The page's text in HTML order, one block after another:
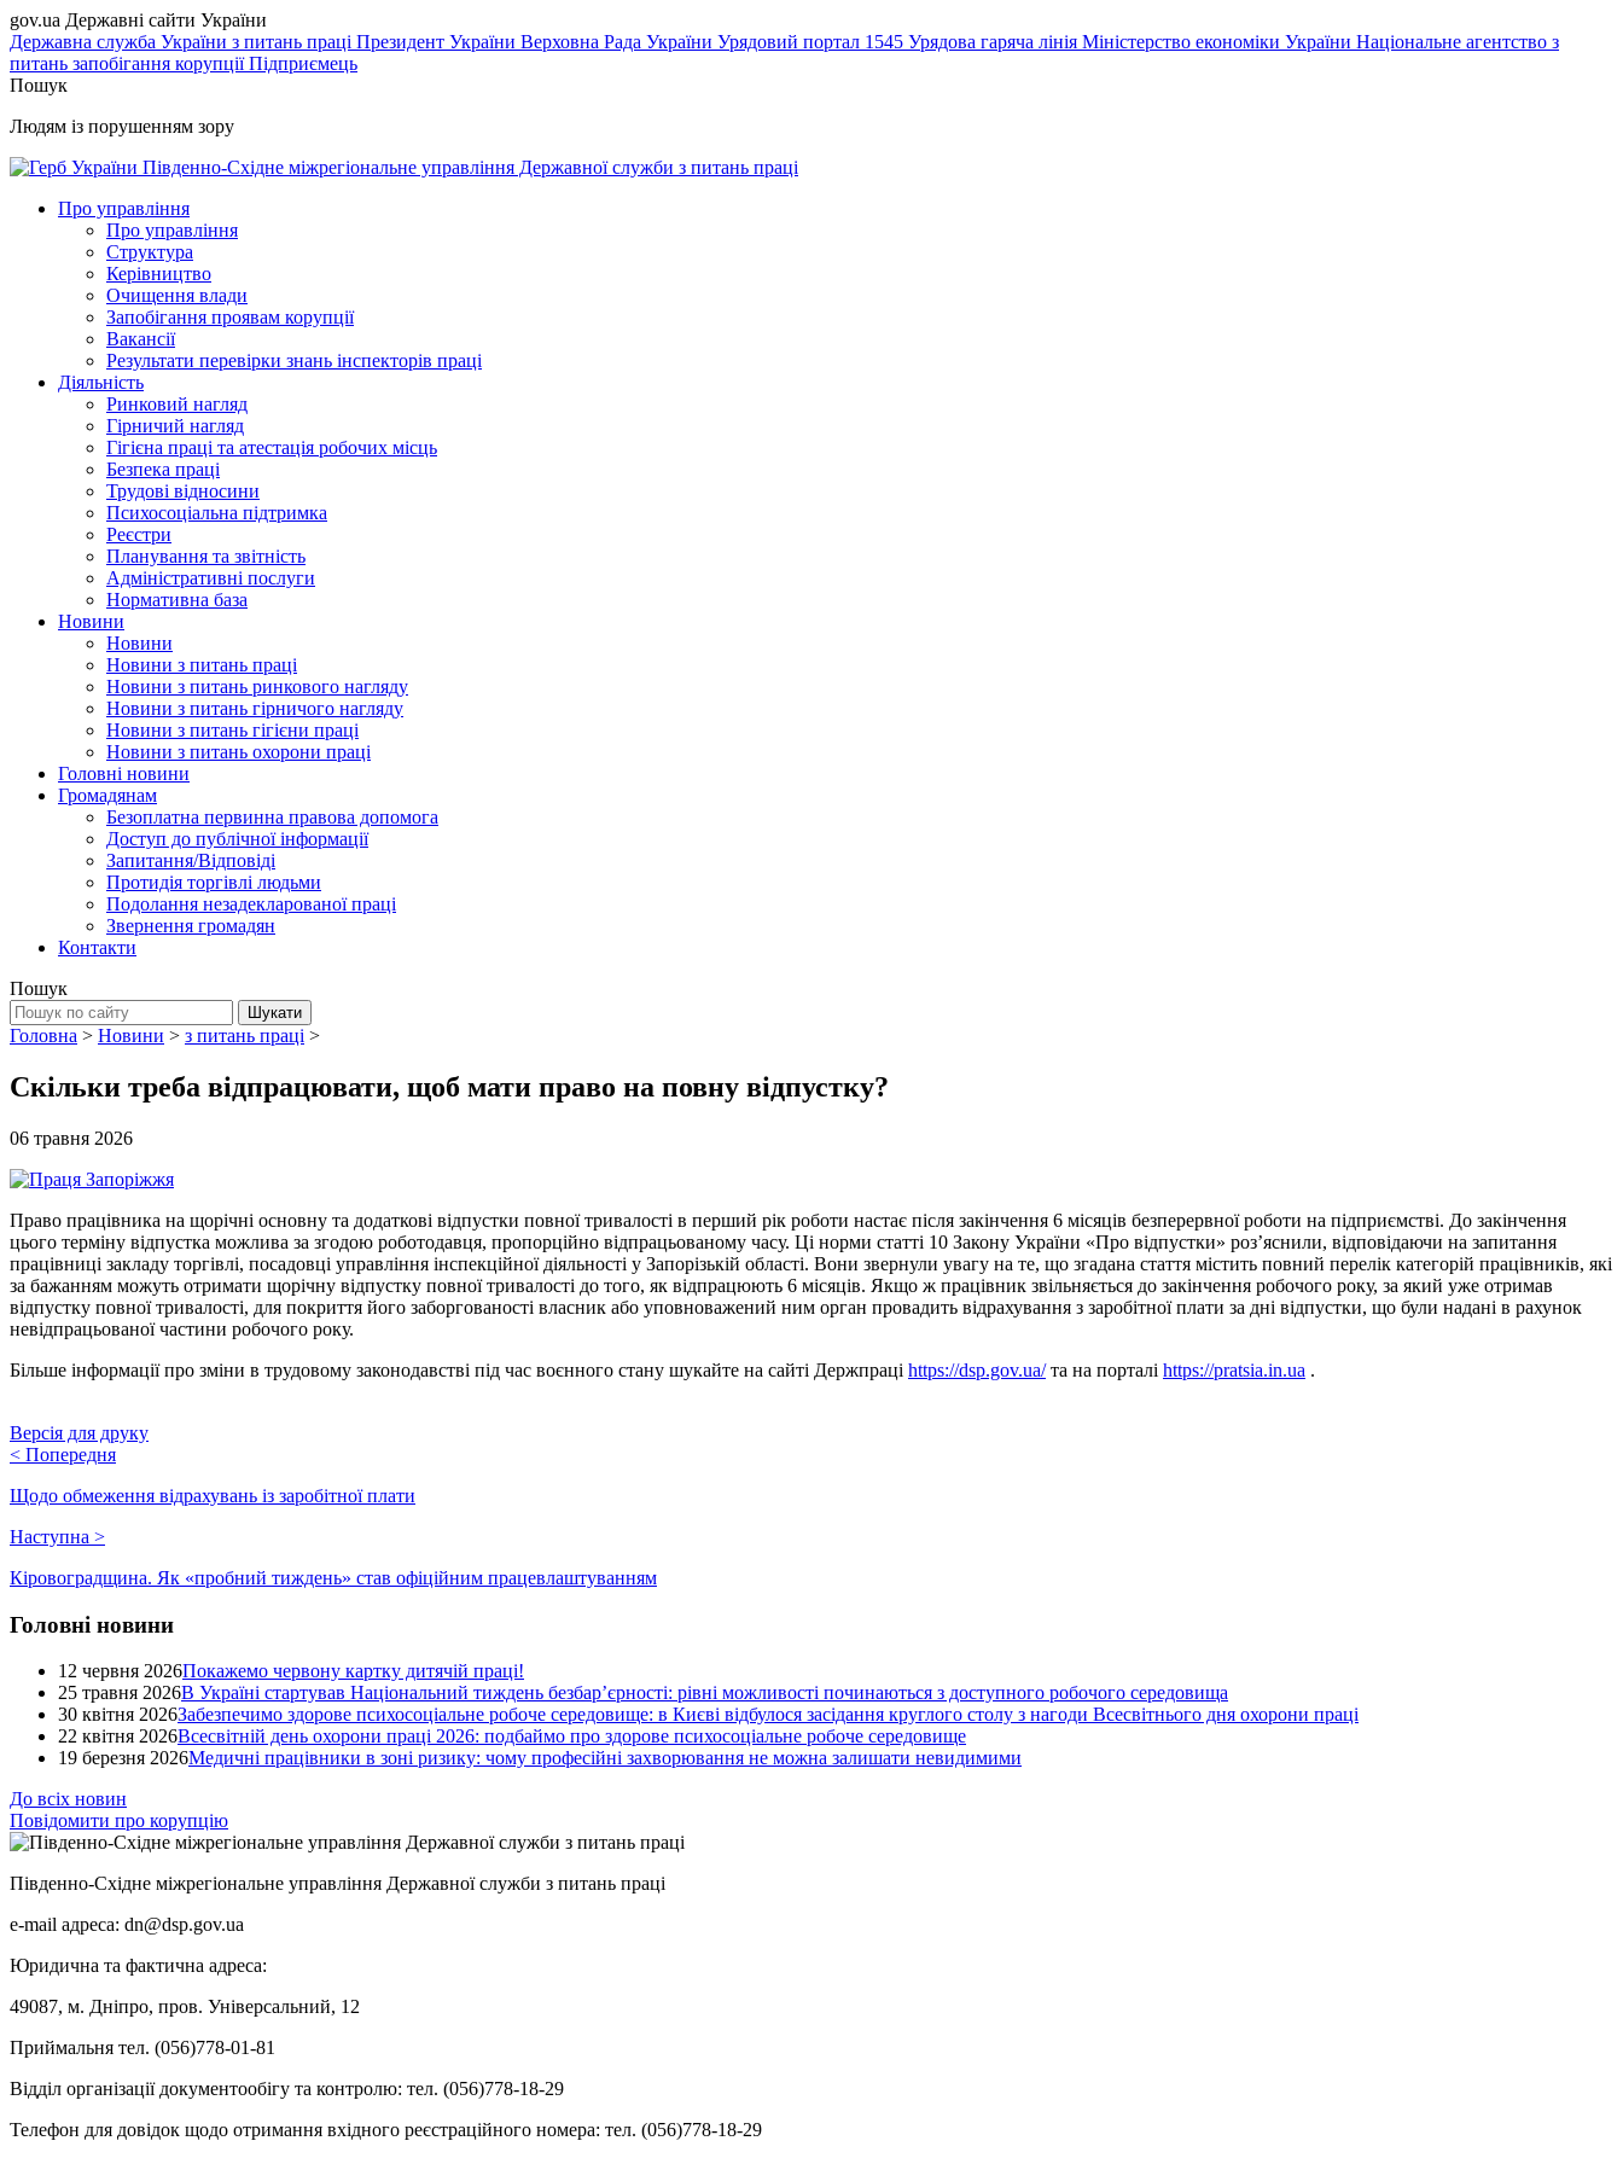
gov.ua Державні сайти України
Державна служба України з питань праці Президент України Верховна Рада України Урядовий портал 1545 Урядова гаряча лінія Міністерство економіки України Національне агентство з
питань запобігання корупціїПідприємець
Пошук
Людям із порушенням зору
Південно-Східне міжрегіональне управління Державної служби з питань праці
Про управління
Про управління
Структура
Керівництво
Очищення влади
Запобігання проявам корупції
Вакансії
Результати перевірки знань інспекторів праці
Діяльність
Ринковий нагляд
Гірничий нагляд
Гігієна праці та атестація робочих місць
Безпека праці
Трудові відносини
Психосоціальна підтримка
Реєстри
Планування та звітність
Адміністративні послуги
Нормативна база
Новини
Новини
Новини з питань праці
Новини з питань ринкового нагляду
Новини з питань гірничого нагляду
Новини з питань гігієни праці
Новини з питань охорони праці
Головні новини
Громадянам
Безоплатна первинна правова допомога
Доступ до публічної інформації
Запитання/Відповіді
Протидія торгівлі людьми
Подолання незадекларованої праці
Звернення громадян
Контакти
Пошук
Головна > Новини > з питань праці >
Скільки треба відпрацювати, щоб мати право на повну відпустку?
06 травня 2026
Право працівника на щорічні основну та додаткові відпустки повної тривалості в перший рік роботи настає після закінчення 6 місяців безперервної роботи на підприємстві. До закінчення
цього терміну відпустка можлива за згодою роботодавця, пропорційно відпрацьованому часу. Ці норми статті 10 Закону України «Про відпустки» роз’яснили, відповідаючи на запитання
працівниці закладу торгівлі, посадовці управління інспекційної діяльності у Запорізькій області. Вони звернули увагу на те, що згадана стаття містить повний перелік категорій працівників, які
за бажанням можуть отримати щорічну відпустку повної тривалості до того, як відпрацюють 6 місяців. Якщо ж працівник звільняється до закінчення робочого року, за який уже отримав
відпустку повної тривалості, для покриття його заборгованості власник або уповноважений ним орган провадить відрахування з заробітної плати за дні відпустки, що були надані в рахунок
невідпрацьованої частини робочого року.
Більше інформації про зміни в трудовому законодавстві під час воєнного стану шукайте на сайті Держпраці https://dsp.gov.ua/та на порталі https://pratsia.in.ua .
Версія для друку
< Попередня
Щодо обмеження відрахувань із заробітної плати
Наступна >
Кіровоградщина. Як «пробний тиждень» став офіційним працевлаштуванням
Головні новини
12 червня 2026Покажемо червону картку дитячій праці!
25 травня 2026В Україні стартував Національний тиждень безбар’єрності: рівні можливості починаються з доступного робочого середовища
30 квітня 2026Забезпечимо здорове психосоціальне робоче середовище: в Києві відбулося засідання круглого столу з нагоди Всесвітнього дня охорони праці
22 квітня 2026Всесвітній день охорони праці 2026: подбаймо про здорове психосоціальне робоче середовище
19 березня 2026Медичні працівники в зоні ризику: чому професійні захворювання не можна залишати невидимими
До всіх новин
Повідомити про корупцію
Південно-Східне міжрегіональне управління Державної служби з питань праці
e-mail адреса: dn@dsp.gov.ua
Юридична та фактична адреса:
49087, м. Дніпро, пров. Універсальний, 12
Приймальня тел. (056)778-01-81
Відділ організації документообігу та контролю: тел. (056)778-18-29
Телефон для довідок щодо отримання вхідного реєстраційного номера: тел. (056)778-18-29